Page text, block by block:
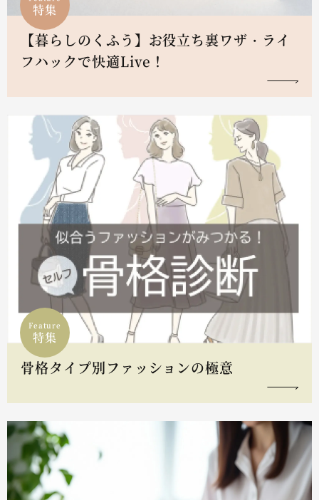
特集
【暮らしのくふう】お役立ち裏ワザ・ライ
フハックで快適Live！
Feature
特集
骨格タイプ別ファッションの極意